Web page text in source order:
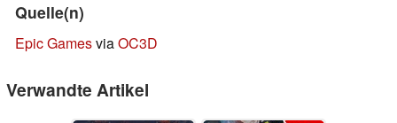
Quelle(n)
Epic GamesviaOC3D
Verwandte Artikel